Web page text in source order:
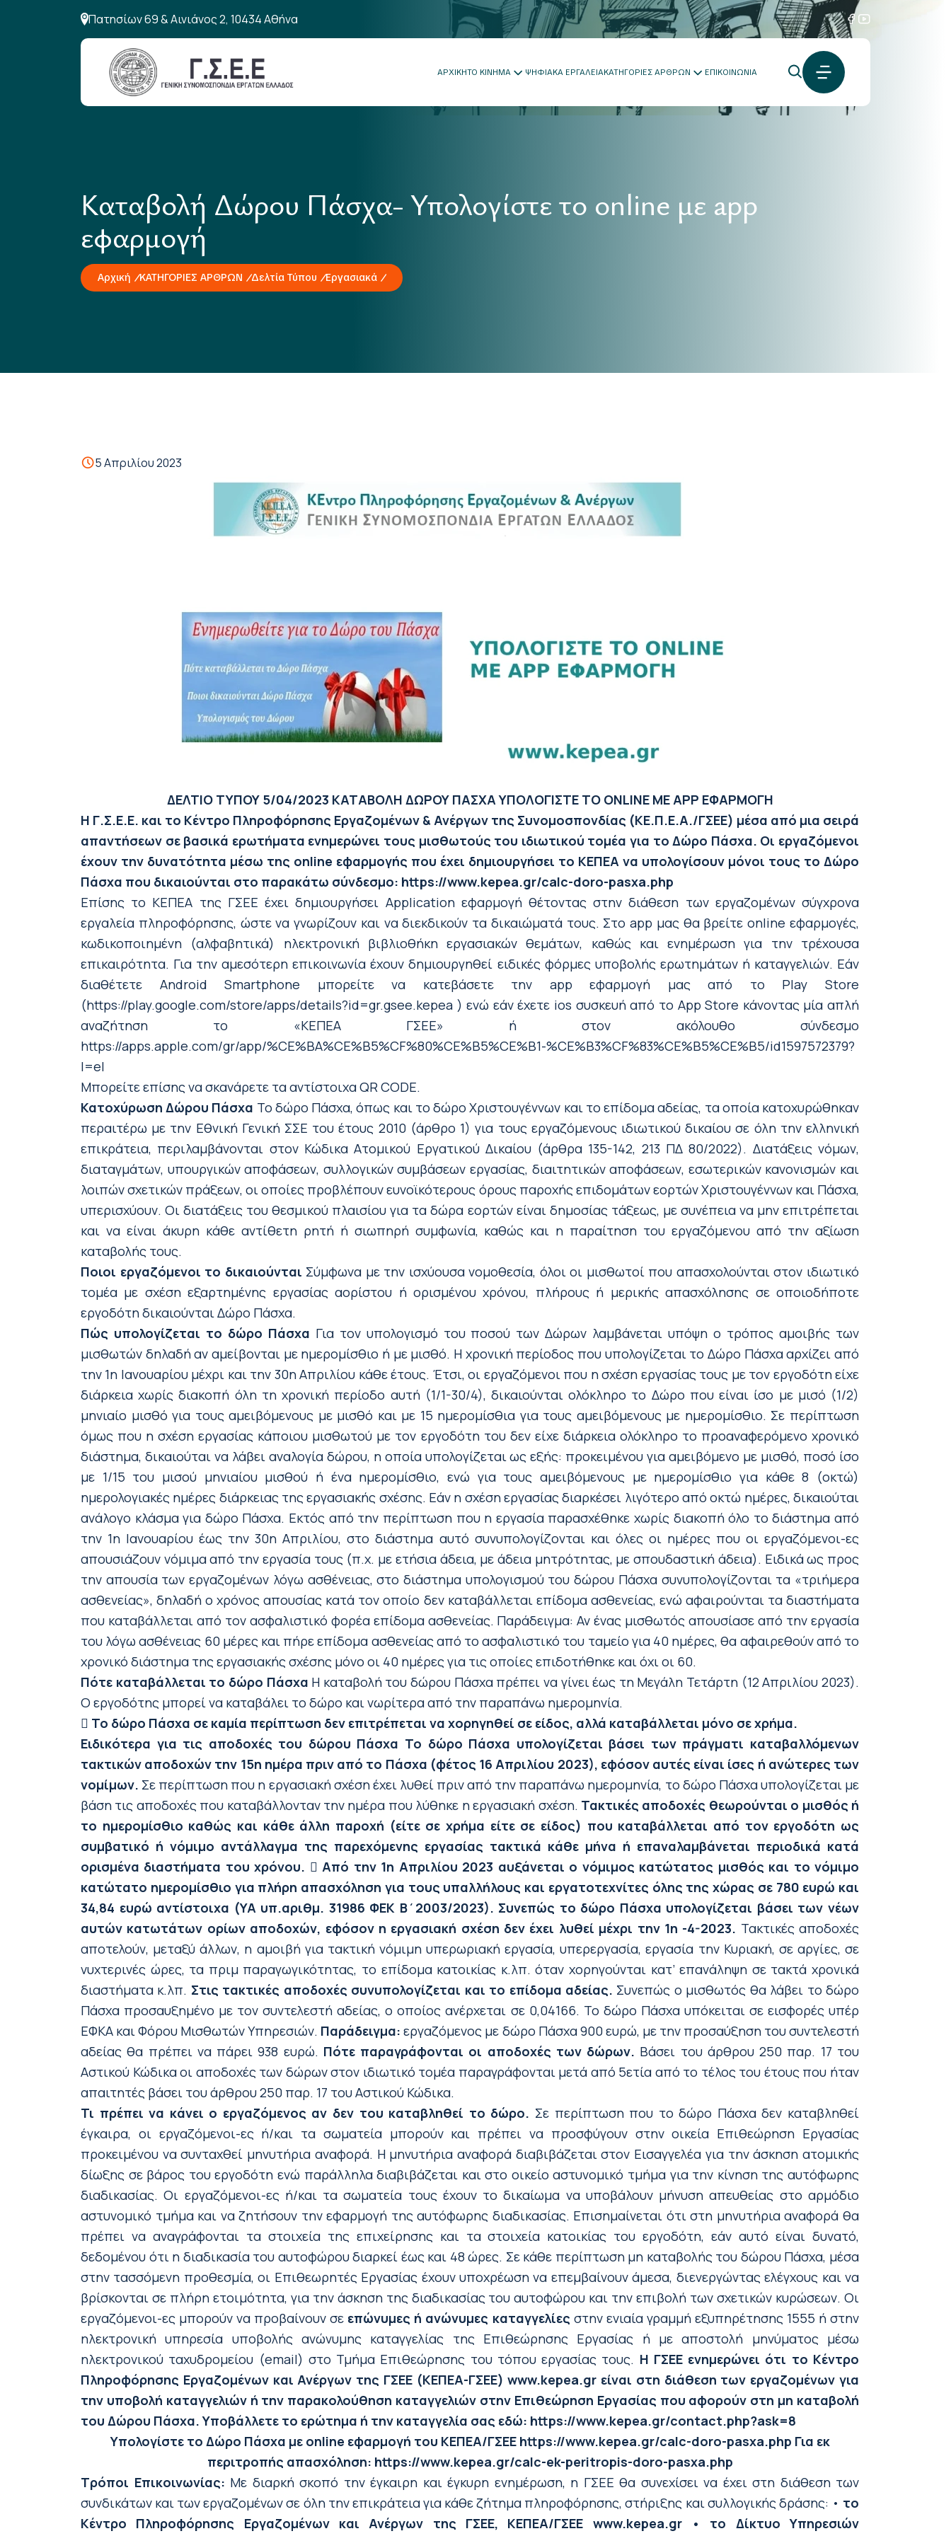
Πατησίων 69 & Αινιάνος 2, 10434 Αθήνα
ΑΡΧΙΚΗΤΟ ΚΙΝΗΜΑ ΨΗΦΙΑΚΑ ΕΡΓΑΛΕΙΑΚΑΤΗΓΟΡΙΕΣ ΑΡΘΡΩΝ ΕΠΙΚΟΙΝΩΝΙΑ
Καταβολή Δώρου Πάσχα- Υπολογίστε το online με app
εφαρμογή
Αρχική ΚΑΤΗΓΟΡΙΕΣ ΑΡΘΡΩΝ Δελτία Τύπου Εργασιακά
5 Απριλίου 2023
ΔΕΛΤΙΟ ΤΥΠΟΥ 5/04/2023 ΚΑΤΑΒΟΛΗ ΔΩΡΟΥ ΠΑΣΧΑΥΠΟΛΟΓΙΣΤΕ ΤΟ ONLINE ME ΑPP ΕΦΑΡΜΟΓΗ
H Γ.Σ.Ε.Ε. και το Κέντρο Πληροφόρησης Εργαζομένων & Ανέργων της Συνομοσπονδίας (ΚΕ.Π.Ε.Α./ΓΣΕΕ) μέσα από μια σειρά
απαντήσεων σε βασικά ερωτήματα ενημερώνει τους μισθωτούς του ιδιωτικού τομέα για το Δώρο Πάσχα. Οι εργαζόμενοι
έχουν την δυνατότητα μέσω της online εφαρμογής που έχει δημιουργήσει το ΚΕΠΕΑ να υπολογίσουν μόνοι τους το Δώρο
Πάσχα που δικαιούνται στο παρακάτω σύνδεσμο: https://www.kepea.gr/calc-doro-pasxa.php
Επίσης το ΚΕΠΕΑ της ΓΣΕΕ έχει δημιουργήσει Αpplication εφαρμογή θέτοντας στην διάθεση των εργαζομένων σύγχρονα
εργαλεία πληροφόρησης, ώστε να γνωρίζουν και να διεκδικούν τα δικαιώματά τους. Στο app μας θα βρείτε online εφαρμογές,
κωδικοποιημένη (αλφαβητικά) ηλεκτρονική βιβλιοθήκη εργασιακών θεμάτων, καθώς και ενημέρωση για την τρέχουσα
επικαιρότητα. Για την αμεσότερη επικοινωνία έχουν δημιουργηθεί ειδικές φόρμες υποβολής ερωτημάτων ή καταγγελιών. Εάν
διαθέτετε Android Smartphone μπορείτε να κατεβάσετε την app εφαρμογή μας από το Play Store
(https://play.google.com/store/apps/details?id=gr.gsee.kepea ) ενώ εάν έχετε ios συσκευή από το App Store κάνοντας μία απλή
αναζήτηση το «ΚΕΠΕΑ ΓΣΕΕ» ή στον ακόλουθο σύνδεσμο
https://apps.apple.com/gr/app/%CE%BA%CE%B5%CF%80%CE%B5%CE%B1-%CE%B3%CF%83%CE%B5%CE%B5/id1597572379?
l=el
Μπορείτε επίσης να σκανάρετε τα αντίστοιχα QR CODE.
Κατοχύρωση Δώρου Πάσχα Το δώρο Πάσχα, όπως και το δώρο Χριστουγέννων και το επίδομα αδείας, τα οποία κατοχυρώθηκαν
περαιτέρω με την Εθνική Γενική ΣΣΕ του έτους 2010 (άρθρο 1) για τους εργαζόμενους ιδιωτικού δικαίου σε όλη την ελληνική
επικράτεια, περιλαμβάνονται στον Κώδικα Ατομικού Εργατικού Δικαίου (άρθρα 135-142, 213 ΠΔ 80/2022). Διατάξεις νόμων,
διαταγμάτων, υπουργικών αποφάσεων, συλλογικών συμβάσεων εργασίας, διαιτητικών αποφάσεων, εσωτερικών κανονισμών και
λοιπών σχετικών πράξεων, οι οποίες προβλέπουν ευνοϊκότερους όρους παροχής επιδομάτων εορτών Χριστουγέννων και Πάσχα,
υπερισχύουν. Οι διατάξεις του θεσμικού πλαισίου για τα δώρα εορτών είναι δημοσίας τάξεως, με συνέπεια να μην επιτρέπεται
και να είναι άκυρη κάθε αντίθετη ρητή ή σιωπηρή συμφωνία, καθώς και η παραίτηση του εργαζόμενου από την αξίωση
καταβολής τους.
Ποιοι εργαζόμενοι το δικαιούνται Σύμφωνα με την ισχύουσα νομοθεσία, όλοι οι μισθωτοί που απασχολούνται στον ιδιωτικό
τομέα με σχέση εξαρτημένης εργασίας αορίστου ή ορισμένου χρόνου, πλήρους ή μερικής απασχόλησης σε οποιοδήποτε
εργοδότη δικαιούνται Δώρο Πάσχα.
Πώς υπολογίζεται το δώρο Πάσχα Για τον υπολογισμό του ποσού των Δώρων λαμβάνεται υπόψη ο τρόπος αμοιβής των
μισθωτών δηλαδή αν αμείβονται με ημερομίσθιο ή με μισθό. Η χρονική περίοδος που υπολογίζεται το Δώρο Πάσχα αρχίζει από
την 1η Ιανουαρίου μέχρι και την 30η Απριλίου κάθε έτους. Έτσι, οι εργαζόμενοι που η σχέση εργασίας τους με τον εργοδότη είχε
διάρκεια χωρίς διακοπή όλη τη χρονική περίοδο αυτή (1/1-30/4), δικαιούνται ολόκληρο το Δώρο που είναι ίσο με μισό (1/2)
μηνιαίο μισθό για τους αμειβόμενους με μισθό και με 15 ημερομίσθια για τους αμειβόμενους με ημερομίσθιο. Σε περίπτωση
όμως που η σχέση εργασίας κάποιου μισθωτού με τον εργοδότη του δεν είχε διάρκεια ολόκληρο το προαναφερόμενο χρονικό
διάστημα, δικαιούται να λάβει αναλογία δώρου, η οποία υπολογίζεται ως εξής: προκειμένου για αμειβόμενο με μισθό, ποσό ίσο
με 1/15 του μισού μηνιαίου μισθού ή ένα ημερομίσθιο, ενώ για τους αμειβόμενους με ημερομίσθιο για κάθε 8 (οκτώ)
ημερολογιακές ημέρες διάρκειας της εργασιακής σχέσης. Εάν η σχέση εργασίας διαρκέσει λιγότερο από οκτώ ημέρες, δικαιούται
ανάλογο κλάσμα για δώρο Πάσχα. Εκτός από την περίπτωση που η εργασία παρασχέθηκε χωρίς διακοπή όλο το διάστημα από
την 1η Ιανουαρίου έως την 30η Απριλίου, στο διάστημα αυτό συνυπολογίζονται και όλες οι ημέρες που οι εργαζόμενοι-ες
απουσιάζουν νόμιμα από την εργασία τους (π.χ. με ετήσια άδεια, με άδεια μητρότητας, με σπουδαστική άδεια). Ειδικά ως προς
την απουσία των εργαζομένων λόγω ασθένειας, στο διάστημα υπολογισμού του δώρου Πάσχα συνυπολογίζονται τα «τριήμερα
ασθενείας», δηλαδή ο χρόνος απουσίας κατά τον οποίο δεν καταβάλλεται επίδομα ασθενείας, ενώ αφαιρούνται τα διαστήματα
που καταβάλλεται από τον ασφαλιστικό φορέα επίδομα ασθενείας. Παράδειγμα: Αν ένας μισθωτός απουσίασε από την εργασία
του λόγω ασθένειας 60 μέρες και πήρε επίδομα ασθενείας από το ασφαλιστικό του ταμείο για 40 ημέρες, θα αφαιρεθούν από το
χρονικό διάστημα της εργασιακής σχέσης μόνο οι 40 ημέρες για τις οποίες επιδοτήθηκε και όχι οι 60.
Πότε καταβάλλεται το δώρο Πάσχα Η καταβολή του δώρου Πάσχα πρέπει να γίνει έως τη Μεγάλη Τετάρτη (12 Απριλίου 2023).
Ο εργοδότης μπορεί να καταβάλει το δώρο και νωρίτερα από την παραπάνω ημερομηνία.
 Το δώρο Πάσχα σε καμία περίπτωση δεν επιτρέπεται να χορηγηθεί σε είδος, αλλά καταβάλλεται μόνο σε χρήμα.
Ειδικότερα για τις αποδοχές του δώρου Πάσχα Το δώρο Πάσχα υπολογίζεται βάσει των πράγματι καταβαλλόμενων
τακτικών αποδοχών την 15η ημέρα πριν από το Πάσχα (φέτος 16 Απριλίου 2023), εφόσον αυτές είναι ίσες ή ανώτερες των
νομίμων. Σε περίπτωση που η εργασιακή σχέση έχει λυθεί πριν από την παραπάνω ημερομηνία, το δώρο Πάσχα υπολογίζεται με
βάση τις αποδοχές που καταβάλλονταν την ημέρα που λύθηκε η εργασιακή σχέση. Τακτικές αποδοχές θεωρούνται ο μισθός ή
το ημερομίσθιο καθώς και κάθε άλλη παροχή (είτε σε χρήμα είτε σε είδος) που καταβάλλεται από τον εργοδότη ως
συμβατικό ή νόμιμο αντάλλαγμα της παρεχόμενης εργασίας τακτικά κάθε μήνα ή επαναλαμβάνεται περιοδικά κατά
ορισμένα διαστήματα του χρόνου. Από την 1η Απριλίου 2023 αυξάνεται ο νόμιμος κατώτατος μισθός και το νόμιμο
κατώτατο ημερομίσθιο για πλήρη απασχόληση για τους υπαλλήλους και εργατοτεχνίτες όλης της χώρας σε 780 ευρώ και
34,84 ευρώ αντίστοιχα (ΥΑ υπ.αριθμ. 31986 ΦΕΚ Β΄2003/2023). Συνεπώς το δώρο Πάσχα υπολογίζεται βάσει των νέων
αυτών κατωτάτων ορίων αποδοχών, εφόσον η εργασιακή σχέση δεν έχει λυθεί μέχρι την 1η -4-2023. Τακτικές αποδοχές
αποτελούν, μεταξύ άλλων, η αμοιβή για τακτική νόμιμη υπερωριακή εργασία, υπερεργασία, εργασία την Κυριακή, σε αργίες, σε
νυχτερινές ώρες, τα πριμ παραγωγικότητας, το επίδομα κατοικίας κ.λπ. όταν χορηγούνται κατ’ επανάληψη σε τακτά χρονικά
διαστήματα κ.λπ. Στις τακτικές αποδοχές συνυπολογίζεται και το επίδομα αδείας. Συνεπώς ο μισθωτός θα λάβει το δώρο
Πάσχα προσαυξημένο με τον συντελεστή αδείας, ο οποίος ανέρχεται σε 0,04166. Το δώρο Πάσχα υπόκειται σε εισφορές υπέρ
ΕΦΚΑ και Φόρου Μισθωτών Υπηρεσιών. Παράδειγμα: εργαζόμενος με δώρο Πάσχα 900 ευρώ, με την προσαύξηση του συντελεστή
αδείας θα πρέπει να πάρει 938 ευρώ. Πότε παραγράφονται οι αποδοχές των δώρων. Βάσει του άρθρου 250 παρ. 17 του
Αστικού Κώδικα οι αποδοχές των δώρων στον ιδιωτικό τομέα παραγράφονται μετά από 5ετία από το τέλος του έτους που ήταν
απαιτητές βάσει του άρθρου 250 παρ. 17 του Αστικού Κώδικα.
Τι πρέπει να κάνει ο εργαζόμενος αν δεν του καταβληθεί το δώρο. Σε περίπτωση που το δώρο Πάσχα δεν καταβληθεί
έγκαιρα, οι εργαζόμενοι-ες ή/και τα σωματεία μπορούν και πρέπει να προσφύγουν στην οικεία Επιθεώρηση Εργασίας
προκειμένου να συνταχθεί μηνυτήρια αναφορά. Η μηνυτήρια αναφορά διαβιβάζεται στον Εισαγγελέα για την άσκηση ατομικής
δίωξης σε βάρος του εργοδότη ενώ παράλληλα διαβιβάζεται και στο οικείο αστυνομικό τμήμα για την κίνηση της αυτόφωρης
διαδικασίας. Οι εργαζόμενοι-ες ή/και τα σωματεία τους έχουν το δικαίωμα να υποβάλουν μήνυση απευθείας στο αρμόδιο
αστυνομικό τμήμα και να ζητήσουν την εφαρμογή της αυτόφωρης διαδικασίας. Επισημαίνεται ότι στη μηνυτήρια αναφορά θα
πρέπει να αναγράφονται τα στοιχεία της επιχείρησης και τα στοιχεία κατοικίας του εργοδότη, εάν αυτό είναι δυνατό,
δεδομένου ότι η διαδικασία του αυτοφώρου διαρκεί έως και 48 ώρες. Σε κάθε περίπτωση μη καταβολής του δώρου Πάσχα, μέσα
στην τασσόμενη προθεσμία, οι Επιθεωρητές Εργασίας έχουν υποχρέωση να επεμβαίνουν άμεσα, διενεργώντας ελέγχους και να
βρίσκονται σε πλήρη ετοιμότητα, για την άσκηση της διαδικασίας του αυτοφώρου και την επιβολή των σχετικών κυρώσεων. Οι
εργαζόμενοι-ες μπορούν να προβαίνουν σε επώνυμες ή ανώνυμες καταγγελίες στην ενιαία γραμμή εξυπηρέτησης 1555 ή στην
ηλεκτρονική υπηρεσία υποβολής ανώνυμης καταγγελίας της Επιθεώρησης Εργασίας ή με αποστολή μηνύματος μέσω
ηλεκτρονικού ταχυδρομείου (email) στο Τμήμα Επιθεώρησης του τόπου εργασίας τους. Η ΓΣΕΕ ενημερώνει ότι το Κέντρο
Πληροφόρησης Εργαζομένων και Ανέργων της ΓΣΕΕ (ΚΕΠΕΑ-ΓΣΕΕ) www.kepea.gr είναι στη διάθεση των εργαζομένων για
την υποβολή καταγγελιών ή την παρακολούθηση καταγγελιών στην Επιθεώρηση Εργασίας που αφορούν στη μη καταβολή
του Δώρου Πάσχα. Υποβάλλετε το ερώτημα ή την καταγγελία σας εδώ: https://www.kepea.gr/contact.php?ask=8
Υπολογίστε το Δώρο Πάσχα με online εφαρμογή του ΚΕΠΕΑ/ΓΣΕΕ https://www.kepea.gr/calc-doro-pasxa.php Για εκ
περιτροπής απασχόληση: https://www.kepea.gr/calc-ek-peritropis-doro-pasxa.php
Τρόποι Επικοινωνίας: Με διαρκή σκοπό την έγκαιρη και έγκυρη ενημέρωση, η ΓΣΕΕ θα συνεχίσει να έχει στη διάθεση των
συνδικάτων και των εργαζομένων σε όλη την επικράτεια για κάθε ζήτημα πληροφόρησης, στήριξης και συλλογικής δράσης: • το
Κέντρο Πληροφόρησης Εργαζομένων και Ανέργων της ΓΣΕΕ, ΚΕΠΕΑ/ΓΣΕΕ www.kepea.gr
• το Δίκτυο Υπηρεσιών